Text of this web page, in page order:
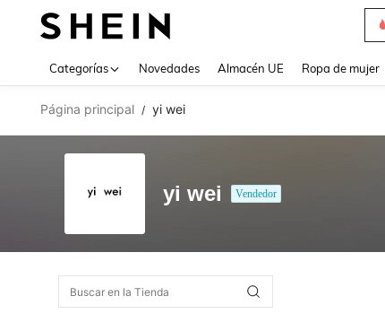
Categorías Novedades Almacén UE Ropa de mujer
Página principal / yi wei
yi wei Vendedor